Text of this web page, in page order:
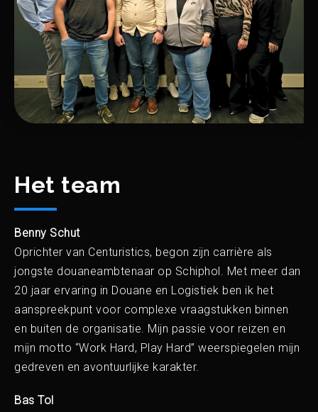
Het team
Benny Schut
Oprichter van Centuristics, begon zijn carrière als
jongste douaneambtenaar op Schiphol. Met meer dan
20 jaar ervaring in Douane en Logistiek ben ik het
aanspreekpunt voor complexe vraagstukken binnen
en buiten de organisatie. Mijn passie voor reizen en
mijn motto “Work Hard, Play Hard” weerspiegelen mijn
gedreven en avontuurlijke karakter.
Bas Tol